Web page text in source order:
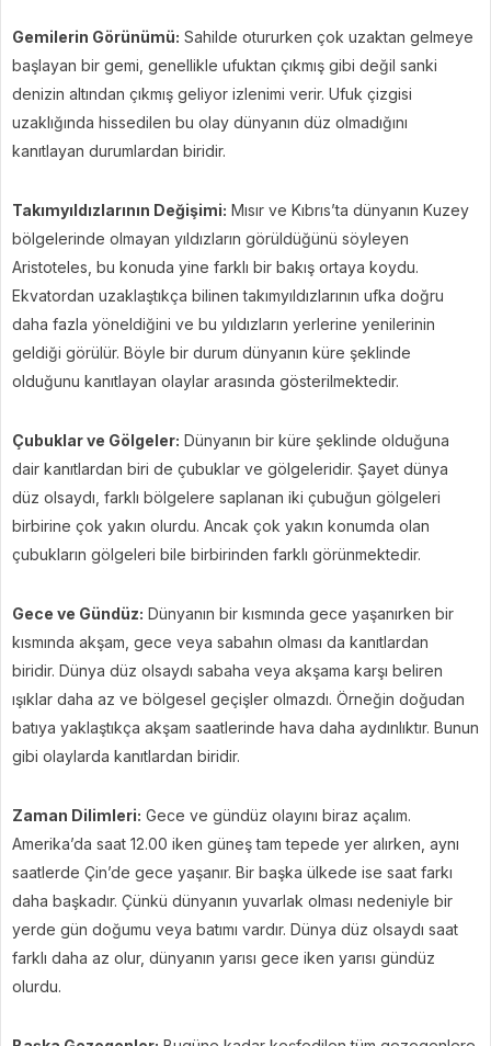
Gemilerin Görünümü: Sahilde otururken çok uzaktan gelmeye
başlayan bir gemi, genellikle ufuktan çıkmış gibi değil sanki
denizin altından çıkmış geliyor izlenimi verir. Ufuk çizgisi
uzaklığında hissedilen bu olay dünyanın düz olmadığını
kanıtlayan durumlardan biridir.
Takımyıldızlarının Değişimi: Mısır ve Kıbrıs’ta dünyanın Kuzey
bölgelerinde olmayan yıldızların görüldüğünü söyleyen
Aristoteles, bu konuda yine farklı bir bakış ortaya koydu.
Ekvatordan uzaklaştıkça bilinen takımyıldızlarının ufka doğru
daha fazla yöneldiğini ve bu yıldızların yerlerine yenilerinin
geldiği görülür. Böyle bir durum dünyanın küre şeklinde
olduğunu kanıtlayan olaylar arasında gösterilmektedir.
Çubuklar ve Gölgeler: Dünyanın bir küre şeklinde olduğuna
dair kanıtlardan biri de çubuklar ve gölgeleridir. Şayet dünya
düz olsaydı, farklı bölgelere saplanan iki çubuğun gölgeleri
birbirine çok yakın olurdu. Ancak çok yakın konumda olan
çubukların gölgeleri bile birbirinden farklı görünmektedir.
Gece ve Gündüz: Dünyanın bir kısmında gece yaşanırken bir
kısmında akşam, gece veya sabahın olması da kanıtlardan
biridir. Dünya düz olsaydı sabaha veya akşama karşı beliren
ışıklar daha az ve bölgesel geçişler olmazdı. Örneğin doğudan
batıya yaklaştıkça akşam saatlerinde hava daha aydınlıktır. Bunun
gibi olaylarda kanıtlardan biridir.
Zaman Dilimleri: Gece ve gündüz olayını biraz açalım.
Amerika’da saat 12.00 iken güneş tam tepede yer alırken, aynı
saatlerde Çin’de gece yaşanır. Bir başka ülkede ise saat farkı
daha başkadır. Çünkü dünyanın yuvarlak olması nedeniyle bir
yerde gün doğumu veya batımı vardır. Dünya düz olsaydı saat
farklı daha az olur, dünyanın yarısı gece iken yarısı gündüz
olurdu.